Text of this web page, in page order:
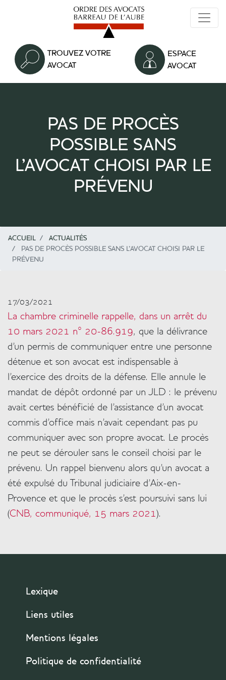
principal
TROUVEZ VOTRE
AVOCAT
ESPACE
AVOCAT
PAS DE PROCÈS
POSSIBLE SANS
L'AVOCAT CHOISI PAR LE
PRÉVENU
ACCUEIL
ACTUALITÉS
PAS DE PROCÈS POSSIBLE SANS L'AVOCAT CHOISI PAR LE
PRÉVENU
17/03/2021
Texte
Colonne
La chambre criminelle rappelle, dans un arrêt du
10 mars 2021 n° 20-86.919, que la délivrance
d’un permis de communiquer entre une personne
détenue et son avocat est indispensable à
l’exercice des droits de la défense. Elle annule le
mandat de dépôt ordonné par un JLD : le prévenu
avait certes bénéficié de l’assistance d’un avocat
commis d’office mais n’avait cependant pas pu
communiquer avec son propre avocat. Le procès
ne peut se dérouler sans le conseil choisi par le
prévenu. Un rappel bienvenu alors qu’un avocat a
été expulsé du Tribunal judiciaire d’Aix-en-
Provence et que le procès s'est poursuivi sans lui
(CNB, communiqué, 15 mars 2021).
Lexique
Liens utiles
Mentions légales
Politique de confidentialité